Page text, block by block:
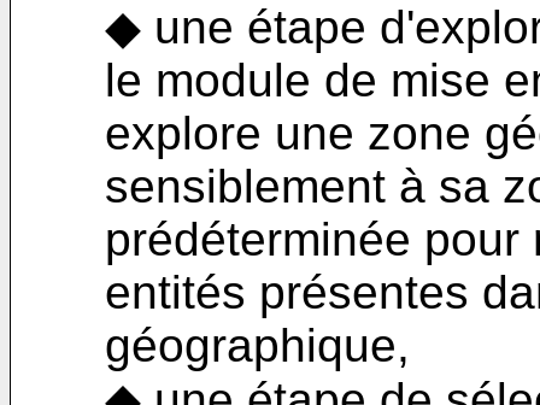
◆ une étape
le module de mise
explore une zone
sensiblement à sa
prédéterminée
entités présentes
géographique,